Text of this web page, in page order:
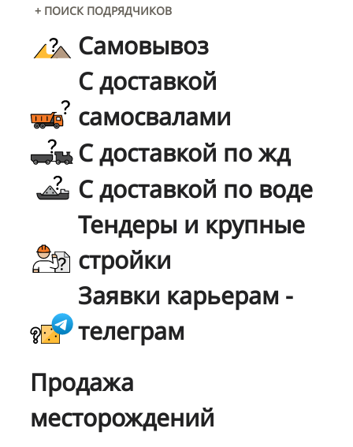
+ ПОИСК ПОДРЯДЧИКОВ
Самовывоз
С доставкой
самосвалами
С доставкой по жд
С доставкой по воде
Тендеры и крупные
стройки
Заявки карьерам -
телеграм
Продажа
месторождений